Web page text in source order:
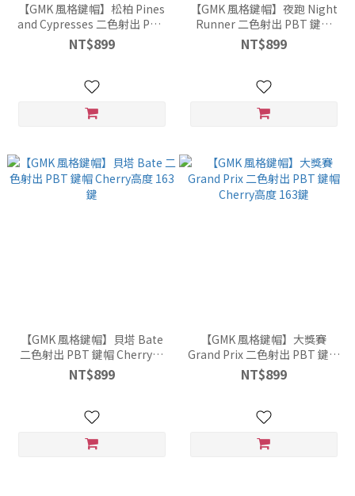
【GMK 風格鍵帽】松柏 Pines
and Cypresses 二色射出 PBT
鍵帽 Cherry高度 163鍵
NT$899
【GMK 風格鍵帽】夜跑 Night
Runner 二色射出 PBT 鍵帽
Cherry高度 163鍵
NT$899
【GMK 風格鍵帽】貝塔 Bate
二色射出 PBT 鍵帽 Cherry高
度 163鍵
NT$899
【GMK 風格鍵帽】大獎賽
Grand Prix 二色射出 PBT 鍵帽
Cherry高度 163鍵
NT$899